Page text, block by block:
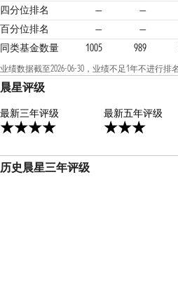
四分位排名
— —
百分位排名 — —
同类基金数量
1005 989
业绩数据截至2026-06-30，业绩不足1年不进行排
晨星评级
最新三年评级 最新五年评级
历史晨星三年评级